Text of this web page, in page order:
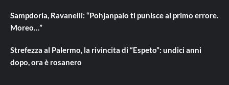
Sampdoria, Ravanelli: “Pohjanpalo ti punisce al primo errore.
Moreo…”
Strefezza al Palermo, la rivincita di “Espeto”: undici anni
dopo, ora è rosanero